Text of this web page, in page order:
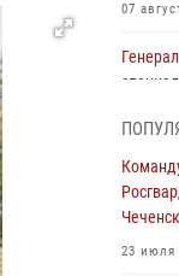
07
06
В
23 июля